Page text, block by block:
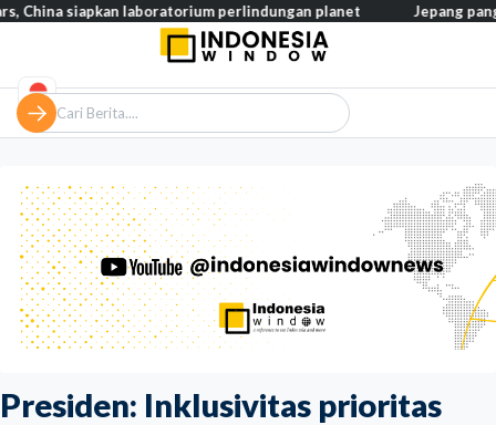
Presiden: Inklusivitas prioritas
laboratorium perlindungan planet Jepang pangkas